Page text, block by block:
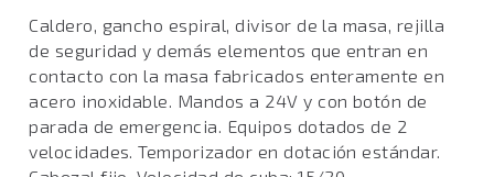
Caldero, gancho espiral, divisor de la masa, rejilla
de seguridad y demás elementos que entran en
contacto con la masa fabricados enteramente en
acero inoxidable. Mandos a 24V y con botón de
parada de emergencia. Equipos dotados de 2
velocidades. Temporizador en dotación estándar.